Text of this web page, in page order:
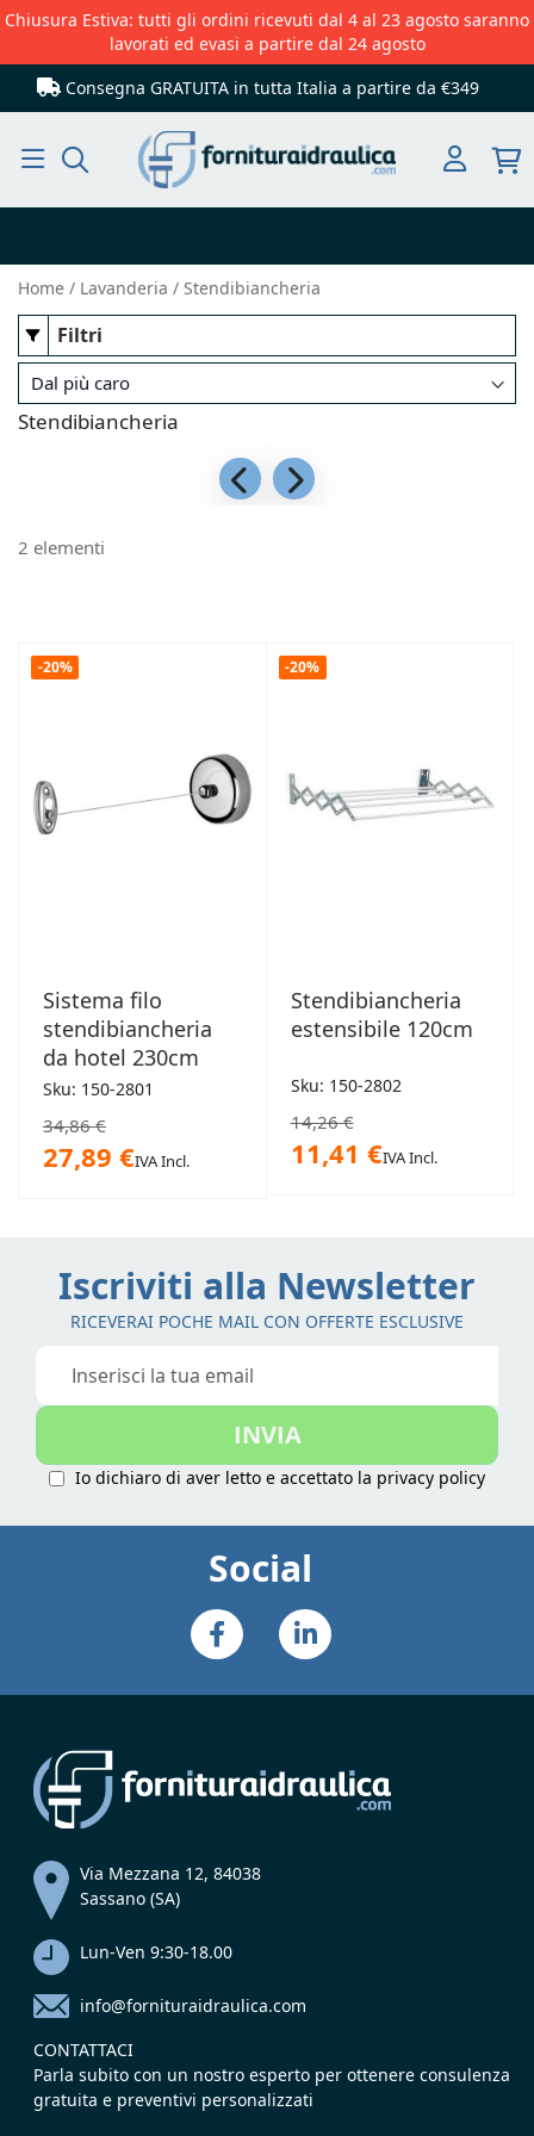
Chiusura Estiva: tutti gli ordini ricevuti dal 4 al 23 agosto saranno
lavorati ed evasi a partire dal 24 agosto
Consegna GRATUITA in tutta Italia a partire da €349
Home Lavanderia Stendibiancheria
Stendibiancheria
2 elementi
-20%
Sistema filo
stendibiancheria
da hotel 230cm
Sku: 150-2801
34,86 €
27,89 €IVA Incl.
-20%
Stendibiancheria
estensibile 120cm
Sku: 150-2802
14,26 €
11,41 €IVA Incl.
Filtri
Iscriviti alla Newsletter
RICEVERAI POCHE MAIL CON OFFERTE ESCLUSIVE
nostra
INVIA
Io dichiaro di aver letto e accettato la privacy policy
Social
Via Mezzana 12, 84038
Sassano (SA)
Lun-Ven 9:30-18.00
info@fornituraidraulica.com
CONTATTACI
Parla subito con un nostro esperto per ottenere consulenza
gratuita e preventivi personalizzati